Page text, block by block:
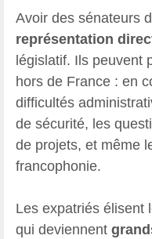
Avoir des sénateurs
représentation
législatif. Ils peuvent
hors de France : en
difficultés
de sécurité, les
de projets, et même
francophonie.
Les expatriés élisent
qui deviennent